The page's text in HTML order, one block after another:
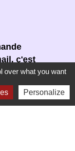
c'est
email afin
vous
over what you want
Personalize